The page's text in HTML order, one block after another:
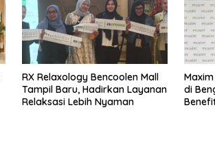
RX Relaxology Bencoolen Mall
Tampil Baru, Hadirkan Layanan
Relaksasi Lebih Nyaman
di